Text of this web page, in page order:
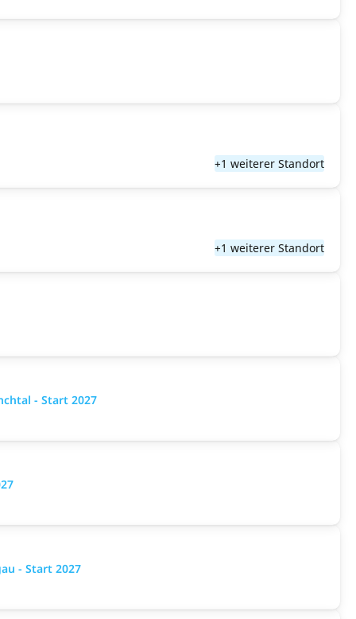
+1 weiterer Standort
+1 weiterer Standort
- Start 2027
- Start 2027